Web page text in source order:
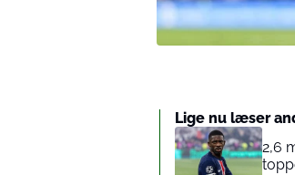
Lige nu læser
2,6